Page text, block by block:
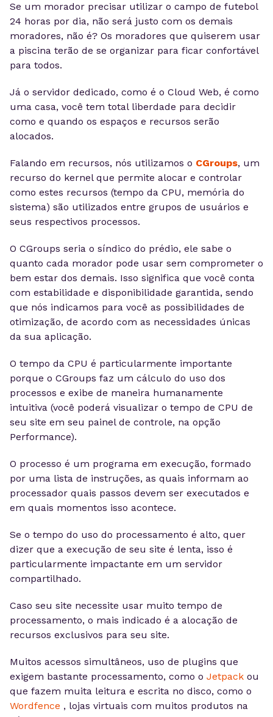
Se um morador precisar utilizar o campo de futebol
24 horas por dia, não será justo com os demais
moradores, não é? Os moradores que quiserem usar
a piscina terão de se organizar para ficar confortável
para todos.
Já o servidor dedicado, como é o Cloud Web, é como
uma casa, você tem total liberdade para decidir
como e quando os espaços e recursos serão
alocados.
Falando em recursos, nós utilizamos o CGroups, um
recurso do kernel que permite alocar e controlar
como estes recursos (tempo da CPU, memória do
sistema) são utilizados entre grupos de usuários e
seus respectivos processos.
O CGroups seria o síndico do prédio, ele sabe o
quanto cada morador pode usar sem comprometer o
bem estar dos demais. Isso significa que você conta
com estabilidade e disponibilidade garantida, sendo
que nós indicamos para você as possibilidades de
otimização, de acordo com as necessidades únicas
da sua aplicação.
O tempo da CPU é particularmente importante
porque o CGroups faz um cálculo do uso dos
processos e exibe de maneira humanamente
intuitiva (você poderá visualizar o tempo de CPU de
seu site em seu painel de controle, na opção
Performance).
O processo é um programa em execução, formado
por uma lista de instruções, as quais informam ao
processador quais passos devem ser executados e
em quais momentos isso acontece.
Se o tempo do uso do processamento é alto, quer
dizer que a execução de seu site é lenta, isso é
particularmente impactante em um servidor
compartilhado.
Caso seu site necessite usar muito tempo de
processamento, o mais indicado é a alocação de
recursos exclusivos para seu site.
Muitos acessos simultâneos, uso de plugins que
exigem bastante processamento, como o Jetpack ou
que fazem muita leitura e escrita no disco, como o
Wordfence , lojas virtuais com muitos produtos na